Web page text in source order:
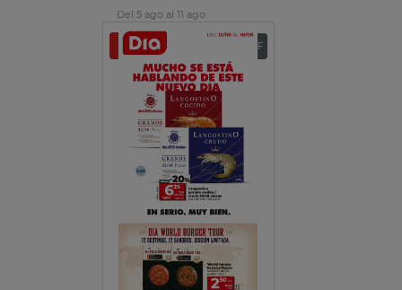
Del 5 ago al 11 ago
Ver folleto Descargar PDF